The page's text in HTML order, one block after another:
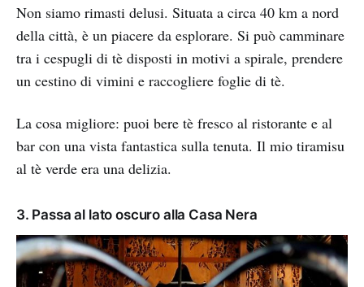
Non siamo rimasti delusi. Situata a circa 40 km a nord
della città, è un piacere da esplorare. Si può camminare
tra i cespugli di tè disposti in motivi a spirale, prendere
un cestino di vimini e raccogliere foglie di tè.
La cosa migliore: puoi bere tè fresco al ristorante e al
bar con una vista fantastica sulla tenuta. Il mio tiramisu
al tè verde era una delizia.
3. Passa al lato oscuro alla Casa Nera